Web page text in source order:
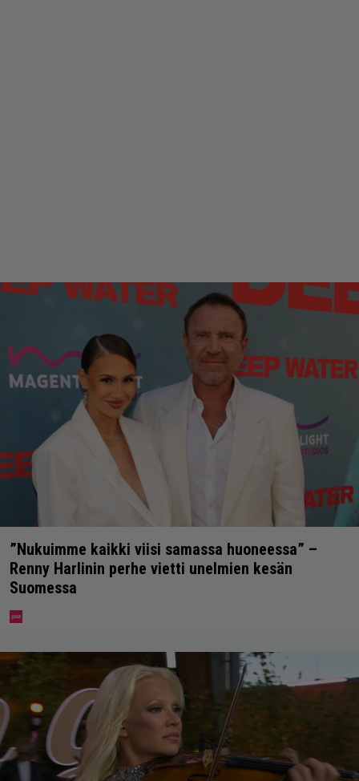
”Nukuimme kaikki viisi samassa huoneessa” –
Renny Harlinin perhe vietti unelmien kesän
Suomessa